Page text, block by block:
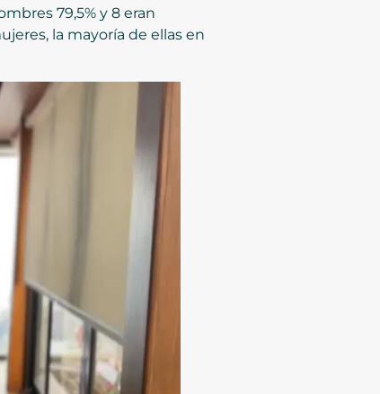
79,5% y 8 eran
la mayoría de ellas en